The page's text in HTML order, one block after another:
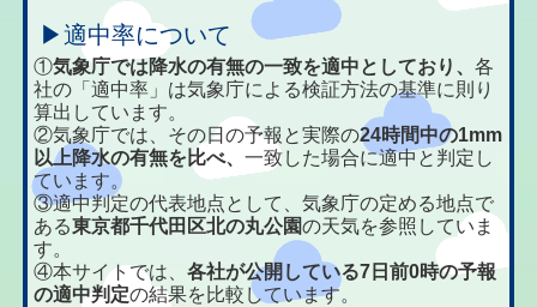
▶適中率について
①気象庁では降水の有無の一致を適中としており、各
社の「適中率」は気象庁による検証方法の基準に則り
算出しています。
②気象庁では、その日の予報と実際の24時間中の1mm
以上降水の有無を比べ、一致した場合に適中と判定し
ています。
③適中判定の代表地点として、気象庁の定める地点で
ある東京都千代田区北の丸公園の天気を参照していま
す。
④本サイトでは、各社が公開している7日前0時の予報
の適中判定の結果を比較しています。